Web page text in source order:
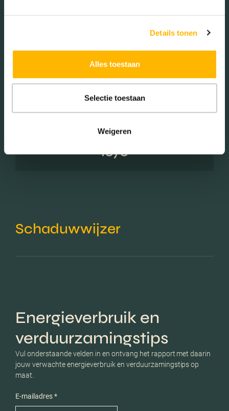
Details tonen
Alles toestaan
Selectie toestaan
Weigeren
Aantal inwoners:
1870
Schaduwwijzer
Energieverbruik en
verduurzamingstips
Vul onderstaande velden in en ontvang het rapport met daarin
jouw verwachte energieverbruik en verduurzamingstips op
maat.
E-mailadres *